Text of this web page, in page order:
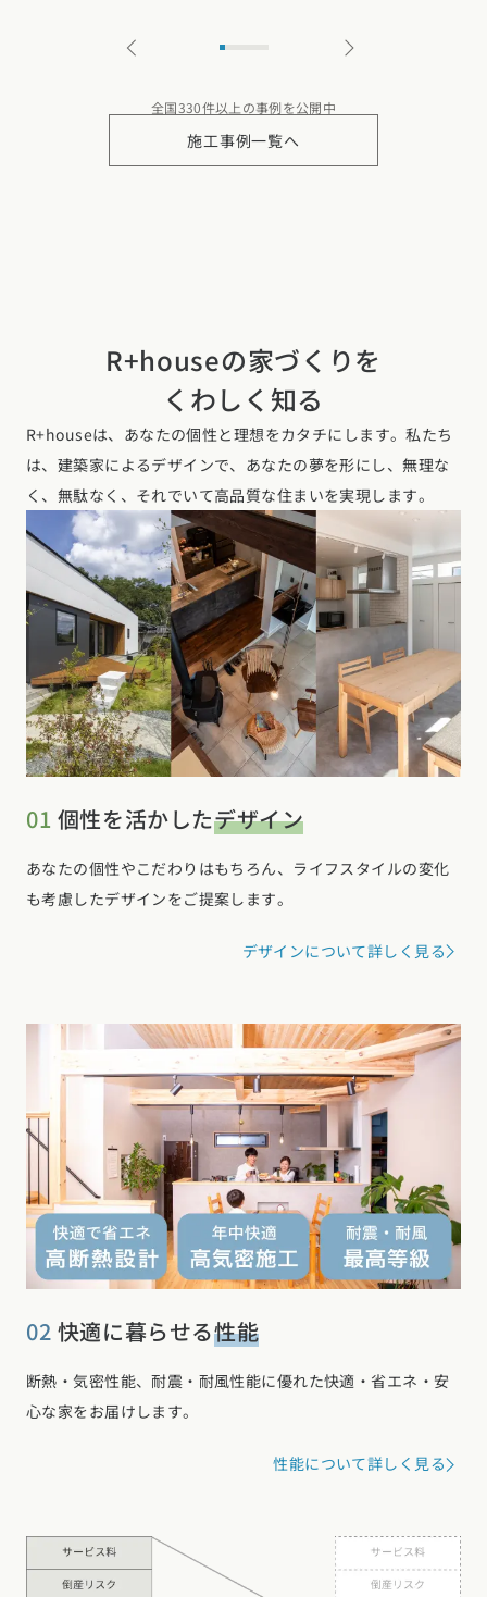
全国330件以上の事例を公開中
施工事例一覧へ
R+houseの家づくりを
くわしく知る
R+houseは、あなたの個性と理想をカタチにします。私たち
は、建築家によるデザインで、あなたの夢を形にし、無理な
く、無駄なく、それでいて高品質な住まいを実現します。
01 個性を活かしたデザイン
あなたの個性やこだわりはもちろん、ライフスタイルの変化
も考慮したデザインをご提案します。
デザインについて詳しく見る
02 快適に暮らせる性能
断熱・気密性能、耐震・耐風性能に優れた快適・省エネ・安
心な家をお届けします。
性能について詳しく見る